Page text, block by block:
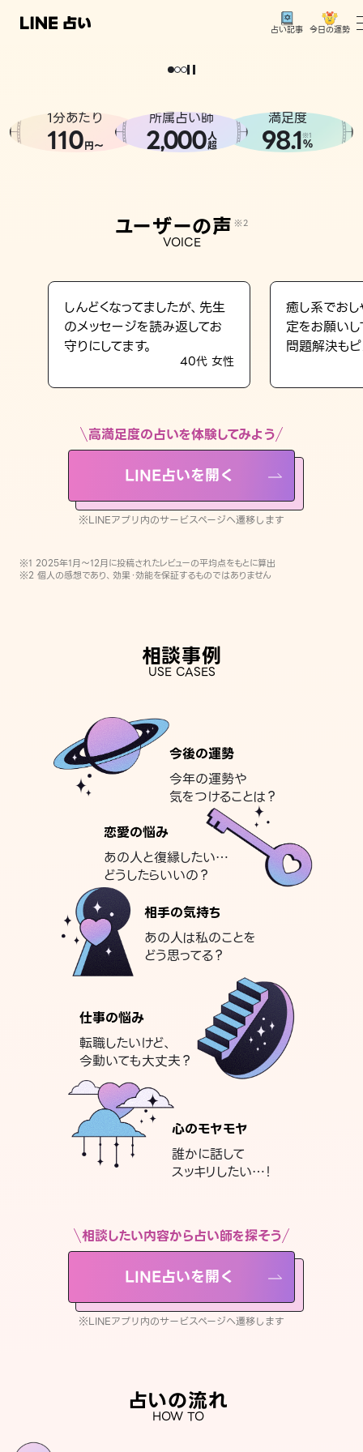
占い記事 今日の運勢
相談事例
LINE占いを開く
※LINEアプリ内のサービスページへ遷移します
どうせなら
。
1分あたり
110円〜
所属占い師
2,000人
超
満足度
98.1※1
%
ユーザーの声 ※2
VOICE
しんどくなってましたが、先生
のメッセージを読み返してお
守りにしてます。
40代 女性
癒し系でおし
定をお願い
問題解決もピ
高満足度の占いを体験してみよう
LINE占いを開く
※LINEアプリ内のサービスページへ遷移します
※1 2025年1月〜12月に投稿されたレビューの平均点をもとに算出
※2 個人の感想であり、効果・効能を保証するものではありません
相談事例
USE CASES
今後の運勢
今年の運勢や
気をつけることは？
恋愛の悩み
あの人と復縁したい…
どうしたらいいの？
相手の気持ち
あの人は私のことを
どう思ってる？
仕事の悩み
転職したいけど、
今動いても大丈夫？
心のモヤモヤ
誰かに話して
スッキリしたい…！
相談したい内容から占い師を探そう
LINE占いを開く
※LINEアプリ内のサービスページへ遷移します
占いの流れ
HOW TO